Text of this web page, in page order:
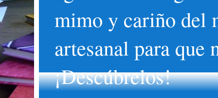
mimo y cariño del
artesanal para que
¡Descúbrelos!